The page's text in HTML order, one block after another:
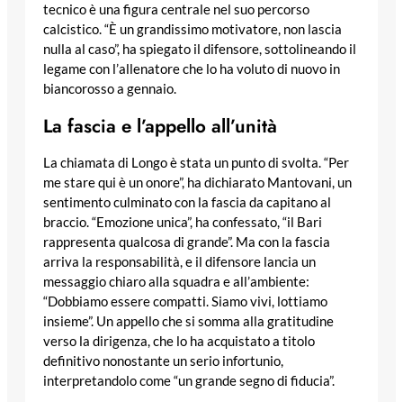
tecnico è una figura centrale nel suo percorso
calcistico. “È un grandissimo motivatore, non lascia
nulla al caso”, ha spiegato il difensore, sottolineando il
legame con l’allenatore che lo ha voluto di nuovo in
biancorosso a gennaio.
La fascia e l’appello all’unità
La chiamata di Longo è stata un punto di svolta. “Per
me stare qui è un onore”, ha dichiarato Mantovani, un
sentimento culminato con la fascia da capitano al
braccio. “Emozione unica”, ha confessato, “il Bari
rappresenta qualcosa di grande”. Ma con la fascia
arriva la responsabilità, e il difensore lancia un
messaggio chiaro alla squadra e all’ambiente:
“Dobbiamo essere compatti. Siamo vivi, lottiamo
insieme”. Un appello che si somma alla gratitudine
verso la dirigenza, che lo ha acquistato a titolo
definitivo nonostante un serio infortunio,
interpretandolo come “un grande segno di fiducia”.